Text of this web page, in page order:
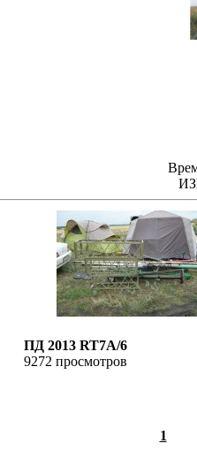
ПД 2013 RT7A/6
9272 просмотров
1